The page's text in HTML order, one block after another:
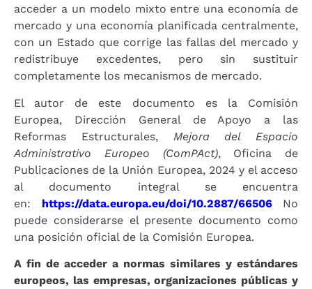
acceder a un modelo mixto entre una economía de
mercado y una economía planificada centralmente,
con un Estado que corrige las fallas del mercado y
redistribuye excedentes, pero sin sustituir
completamente los mecanismos de mercado.
El autor de este documento es la Comisión
Europea, Dirección General de Apoyo a las
Reformas Estructurales, Mejora del Espacio
Administrativo Europeo (ComPAct), Oficina de
Publicaciones de la Unión Europea, 2024 y el acceso
al documento integral se encuentra
en: https://data.europa.eu/doi/10.2887/66506No
puede considerarse el presente documento como
una posición oficial de la Comisión Europea.
A fin de acceder a normas similares y estándares
europeos, las empresas, organizaciones públicas y